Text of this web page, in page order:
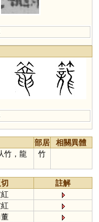
部居
相關異體
竹，龍
竹
註解